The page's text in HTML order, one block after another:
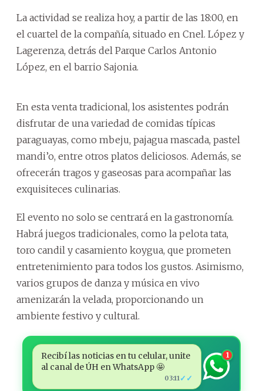
La actividad se realiza hoy, a partir de las 18:00, en
el cuartel de la compañía, situado en Cnel. López y
Lagerenza, detrás del Parque Carlos Antonio
López, en el barrio Sajonia.
En esta venta tradicional, los asistentes podrán
disfrutar de una variedad de comidas típicas
paraguayas, como mbeju, pajagua mascada, pastel
mandi’o, entre otros platos deliciosos. Además, se
ofrecerán tragos y gaseosas para acompañar las
exquisiteces culinarias.
El evento no solo se centrará en la gastronomía.
Habrá juegos tradicionales, como la pelota tata,
toro candil y casamiento koygua, que prometen
entretenimiento para todos los gustos. Asimismo,
varios grupos de danza y música en vivo
amenizarán la velada, proporcionando un
ambiente festivo y cultural.
Recibí las noticias en tu celular, unite
al canal de ÚH en WhatsApp 🤩
03:11 ✓✓
1